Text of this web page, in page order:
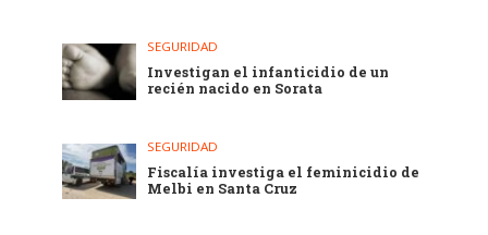
SEGURIDAD
Investigan el infanticidio de un
recién nacido en Sorata
SEGURIDAD
Fiscalía investiga el feminicidio de
Melbi en Santa Cruz